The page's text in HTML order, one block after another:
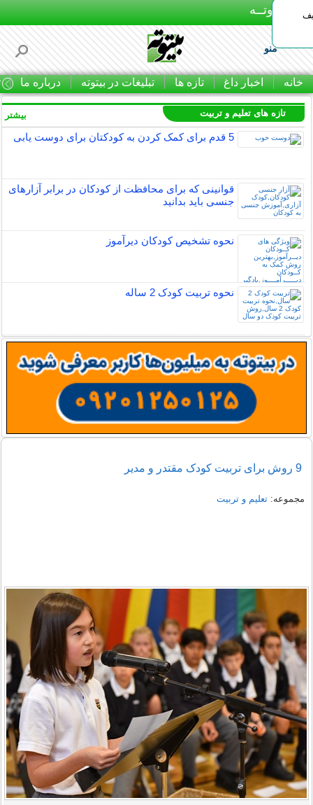
بـیتوتــه
منو
خانه اخبار داغ تازه ها تبلیغات در بیتوته درباره ما
تازه های تعلیم و تربیت
5 قدم برای کمک کردن به کودکتان برای دوست یابی
قوانینی که برای محافظت از کودکان در برابر آزارهای
جنسی باید بدانید
نحوه تشخیص کودکان دیرآموز
نحوه تربیت کودک 2 ساله
بیشتر
9 روش برای تربیت کودک مقتدر و مدیر
مجموعه:تعلیم و تربیت